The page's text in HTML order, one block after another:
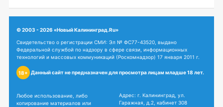
© 2003 - 2026 «Новый Калининград.Ru»
Свидетельство о регистрации СМИ: Эл № ФС77-43520, выдано
Федеральной службой по надзору в сфере связи, информационных
технологий и массовых коммуникаций (Роскомнадзор) 17 января 2011 г.
18+ Данный сайт не предназначен для просмотра лицам младше 18 лет.
Любое использование, либо
копирование материалов или
Адрес: г. Калининград, ул.
Гаражная, д.2, кабинет 308